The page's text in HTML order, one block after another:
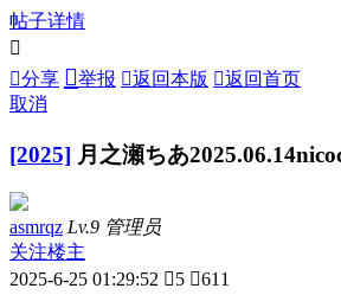
帖子详情

分享 举报 返回本版 返回首页
取消
[2025] 月之瀬ちあ
asmrqz Lv.9 管理员
关注楼主
2025-6-25 01:29:52 5 611